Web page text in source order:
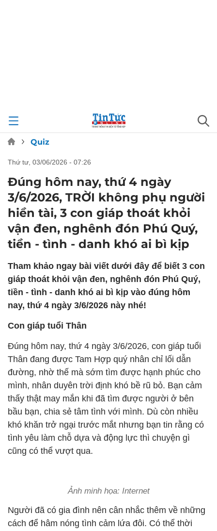
Quiz
thứ tư, 03/06/2026 - 07:26
Đúng hôm nay, thứ 4 ngày
3/6/2026, TRỜI không phụ người
hiền tài, 3 con giáp thoát khỏi
vận đen, nghênh đón Phú Quý,
tiền - tình - danh khó ai bì kịp
Tham khảo ngay bài viết dưới đây để biết 3 con
giáp thoát khỏi vận đen, nghênh đón Phú Quý,
tiền - tình - danh khó ai bì kịp vào đúng hôm
nay, thứ 4 ngày 3/6/2026 này nhé!
Con giáp tuổi Thân
Đúng hôm nay, thứ 4 ngày 3/6/2026, con giáp tuổi
Thân đang được Tam Hợp quý nhân chỉ lối dẫn
đường, nhờ thế mà sớm tìm được hạnh phúc cho
mình, nhân duyên trời định khó bề rũ bỏ. Bạn cảm
thấy thật may mắn khi đã tìm được người ở bên
bầu bạn, chia sẻ tâm tình với mình. Dù còn nhiều
khó khăn trở ngại trước mắt nhưng bạn tin rằng có
tình yêu làm chỗ dựa và động lực thì chuyện gì
cũng có thể vượt qua.
Ảnh minh họa: Internet
Người đã có gia đình nên cân nhắc thêm về những
cách để hâm nóng tình cảm lứa đôi. Có thể thời